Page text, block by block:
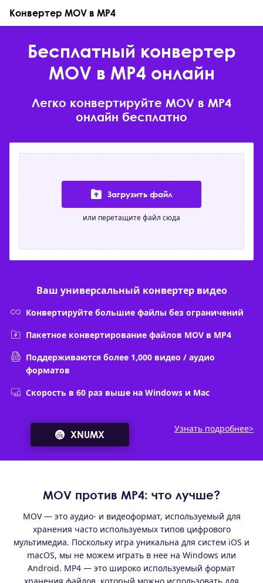
Конвертер MOV в MP4
Бесплатный конвертер
MOV в MP4 онлайн
Легко конвертируйте MOV в MP4
онлайн бесплатно
Загрузить файл
или перетащите файл сюда
Ваш универсальный конвертер видео
Конвертируйте большие файлы без ограничений
Пакетное конвертирование файлов MOV в MP4
Поддерживаются более 1,000 видео / аудио
форматов
Скорость в 60 раз выше на Windows и Mac
XNUMX
Узнать подробнее>
MOV против MP4: что лучше?
MOV — это аудио- и видеоформат, используемый для
хранения часто используемых типов цифрового
мультимедиа. Поскольку игра уникальна для систем iOS и
macOS, мы не можем играть в нее на Windows или
Android. MP4 — это широко используемый формат